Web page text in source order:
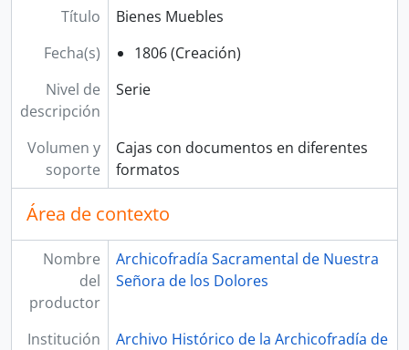
Título
Bienes Muebles
Fecha(s)
1806 (Creación)
Nivel de
descripción
Serie
Volumen y
soporte
Cajas con documentos en diferentes
formatos
Área de contexto
Nombre
del
productor
Archicofradía Sacramental de Nuestra
Señora de los Dolores
Institución
Archivo Histórico de la Archicofradía de